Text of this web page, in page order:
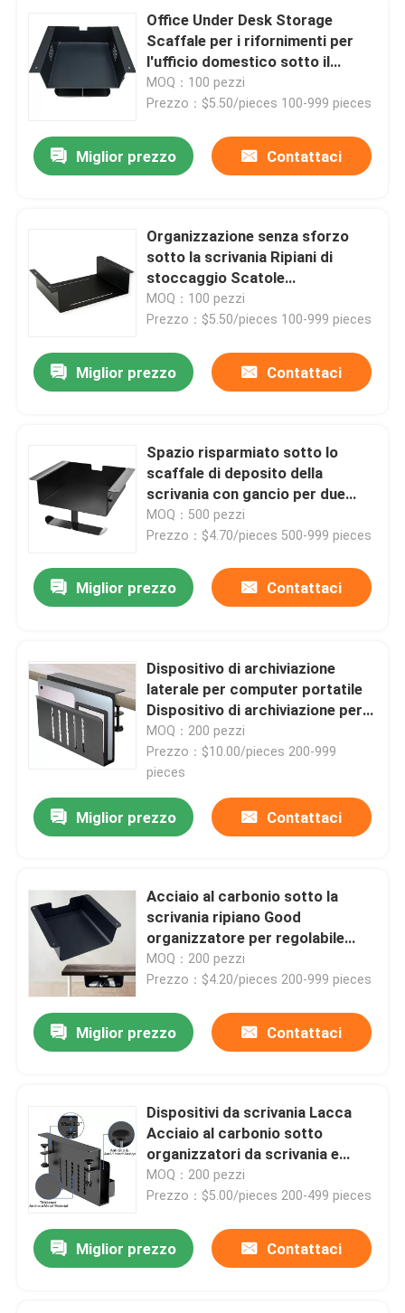
Video
Chi siamo
Fatory Tour
Contattaci
Richiedere un preventivo
Parti di apparecchiature metalliche
Office Under Desk Storage
Scaffale per i rifornimenti per
l'ufficio domestico sotto il
tavolo/organizzatore del tavolo
MOQ：100 pezzi
Prezzo：$5.50/pieces 100-999 pieces
Miglior prezzo Contattaci
Organizzazione senza sforzo
sotto la scrivania Ripiani di
stoccaggio Scatole
Organizzatore per scrivanie da
sedere
MOQ：100 pezzi
Prezzo：$5.50/pieces 100-999 pieces
Miglior prezzo Contattaci
Spazio risparmiato sotto lo
scaffale di deposito della
scrivania con gancio per due
cuffie e cassetto nascosto
MOQ：500 pezzi
Prezzo：$4.70/pieces 500-999 pieces
Miglior prezzo Contattaci
Dispositivo di archiviazione
laterale per computer portatile
Dispositivo di archiviazione per
tablet Dispositivo di
archiviazione da ufficio per la
casa
MOQ：200 pezzi
Prezzo：$10.00/pieces 200-999
pieces
Miglior prezzo Contattaci
Acciaio al carbonio sotto la
scrivania ripiano Good
organizzatore per regolabile
stand up scrivania
MOQ：200 pezzi
Prezzo：$4.20/pieces 200-999 pieces
Miglior prezzo Contattaci
Dispositivi da scrivania Lacca
Acciaio al carbonio sotto
organizzatori da scrivania e
Dispositivi da scrivania
MOQ：200 pezzi
Prezzo：$5.00/pieces 200-499 pieces
Miglior prezzo Contattaci